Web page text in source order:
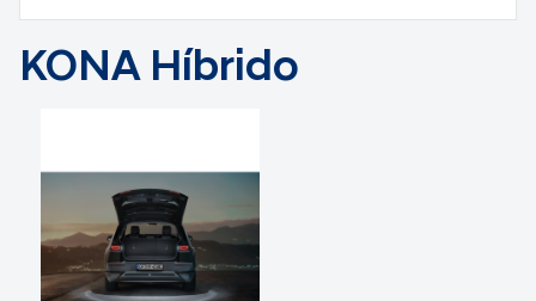
KONA Híbrido